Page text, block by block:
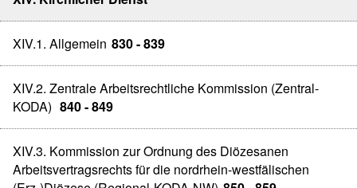
XIV.1. Allgemein 830 - 839
XIV.2. Zentrale Arbeitsrechtliche Kommission (Zentral-
KODA) 840 - 849
XIV.3. Kommission zur Ordnung des Diözesanen
Arbeitsvertragsrechts für die nordrhein-westfälischen